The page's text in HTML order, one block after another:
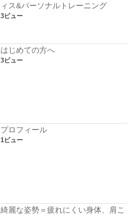
ィス&パーソナルトレーニング
3ビュー
はじめての方へ
3ビュー
プロフィール
1ビュー
綺麗な姿勢＝疲れにくい身体、肩こ